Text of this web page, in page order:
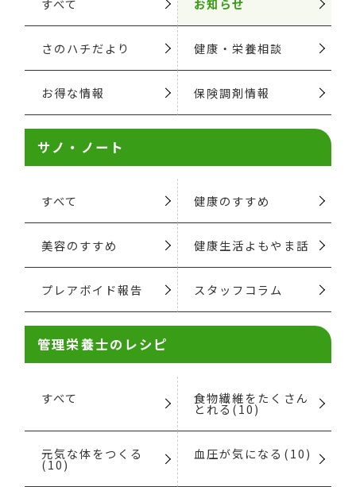
すべて お知らせ
さのハチだより 健康・栄養相談
お得な情報 保険調剤情報
サノ・ノート
すべて 健康のすすめ
美容のすすめ 健康生活よもやま話
プレアボイド報告 スタッフコラム
管理栄養士のレシピ
すべて 食物繊維をたくさん
とれる(10)
元気な体をつくる
(10)
血圧が気になる(10)